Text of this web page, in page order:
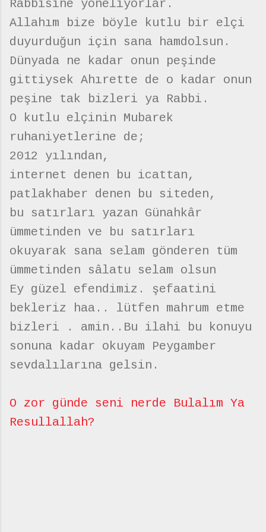
Rabbisine yöneliyorlar.
Allahım bize böyle kutlu bir elçi
duyurduğun için sana hamdolsun.
Dünyada ne kadar onun peşinde
gittiysek Ahırette de o kadar onun
peşine tak bizleri ya Rabbi.
O kutlu elçinin Mubarek
ruhaniyetlerine de;
2012 yılından,
internet denen bu icattan,
patlakhaber denen bu siteden,
bu satırları yazan Günahkâr
ümmetinden ve bu satırları
okuyarak sana selam gönderen tüm
ümmetinden sâlatu selam olsun
Ey güzel efendimiz. şefaatini
bekleriz haa.. lütfen mahrum etme
bizleri . amin..Bu ilahi bu konuyu
sonuna kadar okuyam Peygamber
sevdalılarına gelsin.
O zor günde seni nerde Bulalım Ya
Resullallah?